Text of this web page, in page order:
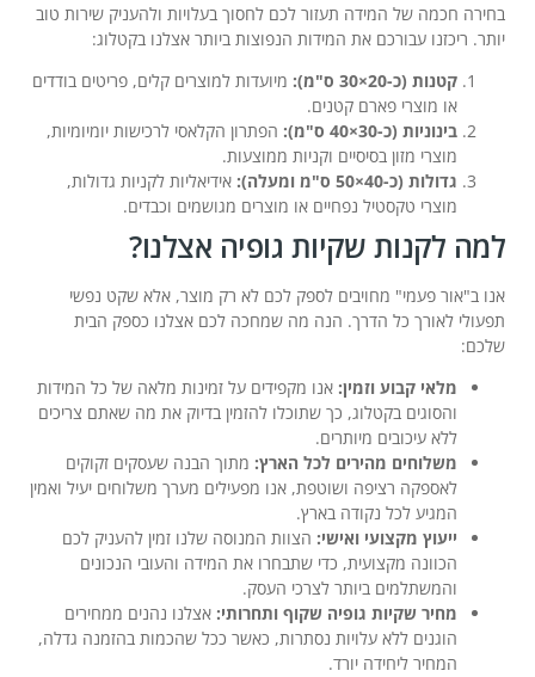
בחירה חכמה של המידה תעזור לכם לחסוך בעלויות ולהעניק שירות טוב
יותר. ריכזנו עבורכם את המידות הנפוצות ביותר אצלנו בקטלוג:
קטנות (כ-20×30 ס"מ):
מיועדות למוצרים קלים, פריטים בודדים
או מוצרי פארם קטנים.
בינוניות (כ-30×40 ס"מ):
הפתרון הקלאסי לרכישות יומיומיות,
מוצרי מזון בסיסיים וקניות ממוצעות.
גדולות (כ-40×50 ס"מ ומעלה):
אידיאליות לקניות גדולות,
מוצרי טקסטיל נפחיים או מוצרים מגושמים וכבדים.
למה לקנות שקיות גופיה אצלנו?
אנו ב"אור פעמי" מחויבים לספק לכם לא רק מוצר, אלא שקט נפשי
תפעולי לאורך כל הדרך. הנה מה שמחכה לכם אצלנו כספק הבית
שלכם:
מלאי קבוע וזמין: אנו מקפידים על זמינות מלאה של כל המידות
והסוגים בקטלוג, כך שתוכלו להזמין בדיוק את מה שאתם צריכים
ללא עיכובים מיותרים.
משלוחים מהירים לכל הארץ: מתוך הבנה שעסקים זקוקים
לאספקה רציפה ושוטפת, אנו מפעילים מערך משלוחים יעיל ואמין
המגיע לכל נקודה בארץ.
ייעוץ מקצועי ואישי: הצוות המנוסה שלנו זמין להעניק לכם
הכוונה מקצועית, כדי שתבחרו את המידה והעובי הנכונים
והמשתלמים ביותר לצרכי העסק.
מחיר שקיות גופיה שקוף ותחרותי: אצלנו נהנים ממחירים
הוגנים ללא עלויות נסתרות, כאשר ככל שהכמות בהזמנה גדלה,
המחיר ליחידה יורד.